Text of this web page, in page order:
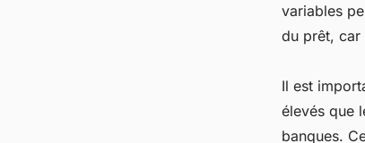
variables
du prêt, car
Il est
élevés que
banques.